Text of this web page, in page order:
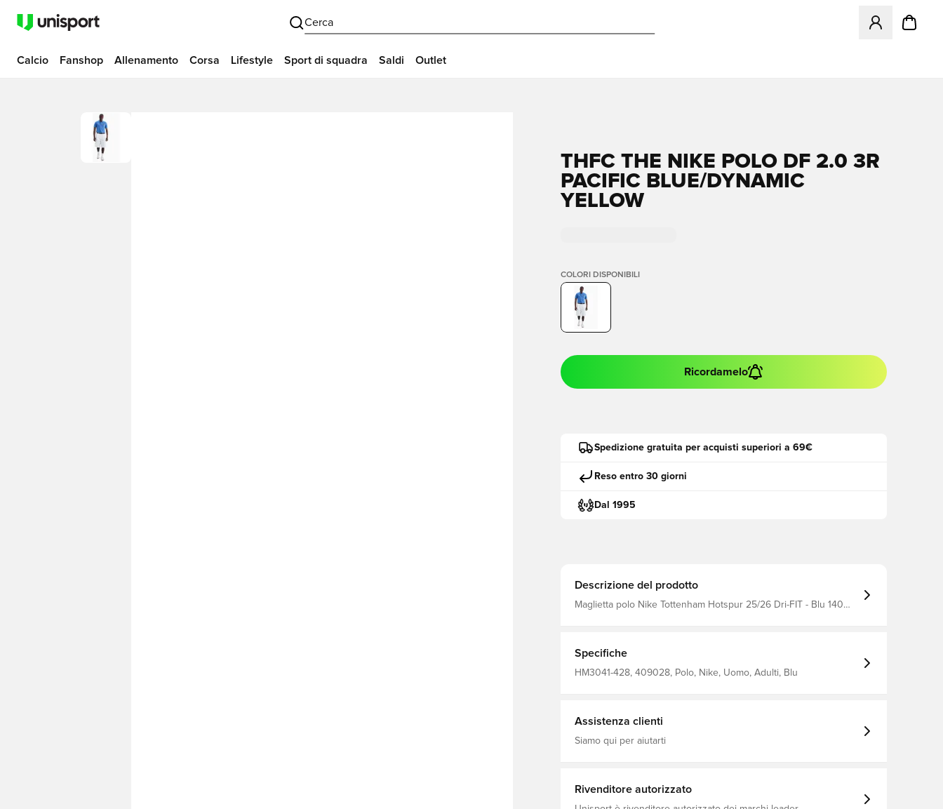
Cerca
Apre una
Calcio Fanshop Allenamento Corsa Lifestyle Sport di squadra Saldi Outlet
THFC THE NIKE POLO DF 2.0 3R
PACIFIC BLUE/DYNAMIC
YELLOW
COLORI DISPONIBILI
Ricordamelo
Spedizione gratuita per acquisti superiori a 69€
Reso entro 30 giorni
Dal 1995
Descrizione del prodotto
Maglietta polo Nike Tottenham Hotspur 25/26 Dri-FIT - Blu 140
Specifiche
HM3041-428, 409028, Polo, Nike, Uomo, Adulti, Blu
Assistenza clienti
Siamo qui per aiutarti
Rivenditore autorizzato